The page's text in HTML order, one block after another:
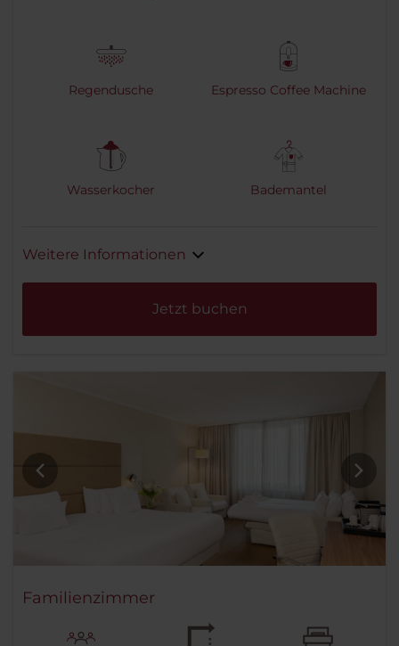
Regendusche Espresso Coffee Machine
Wasserkocher Bademantel
Weitere Informationen
Jetzt buchen
Familienzimmer